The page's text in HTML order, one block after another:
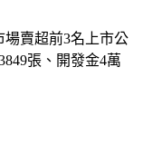
賣超前3名上市公
張、開發金4萬